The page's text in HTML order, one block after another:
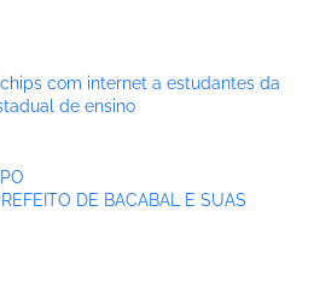
com internet a estudantes da
de ensino
DE BACABAL E SUAS